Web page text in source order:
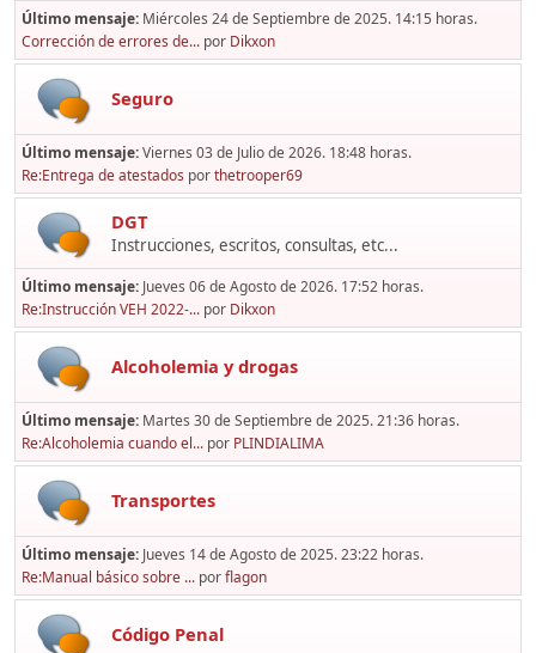
Último mensaje: Miércoles 24 de Septiembre de 2025. 14:15 horas.
Corrección de errores de... por Dikxon
Seguro
Último mensaje:Viernes 03 de Julio de 2026. 18:48 horas.
Re:Entrega de atestados porthetrooper69
DGT
Instrucciones, escritos, consultas, etc...
Último mensaje: Jueves 06 de Agosto de 2026. 17:52 horas.
Re:Instrucción VEH 2022-... por Dikxon
Alcoholemia y drogas
Último mensaje: Martes 30 de Septiembre de 2025. 21:36 horas.
Re:Alcoholemia cuando el... por PLINDIALIMA
Transportes
Último mensaje: Jueves 14 de Agosto de 2025. 23:22 horas.
Re:Manual básico sobre ... porflagon
Código Penal